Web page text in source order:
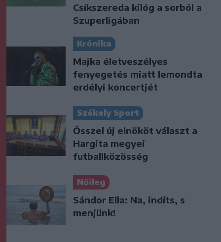
Csíkszereda kilóg a sorból a
Szuperligában
Krónika
Majka életveszélyes
fenyegetés miatt lemondta
erdélyi koncertjét
Székely Sport
Ősszel új elnököt választ a
Hargita megyei
futballközösség
Nőileg
Sándor Ella: Na, indíts, s
menjünk!